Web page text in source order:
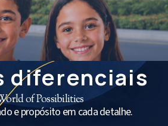
diferenciais
of Possibilities
e propósito em cada detalhe.